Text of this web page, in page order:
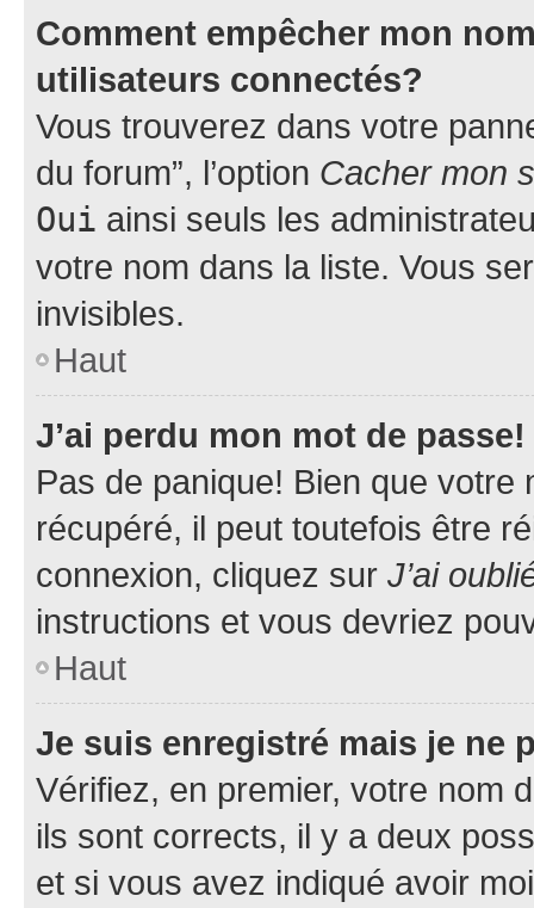
Comment empêcher mon
utilisateurs connectés?
Vous trouverez dans votre
du forum”, l’option Cacher mon
Oui ainsi seuls les
votre nom dans la liste. Vous
invisibles.
Haut
J’ai perdu mon mot de passe!
Pas de panique! Bien que
récupéré, il peut toutefois être
connexion, cliquez sur J’ai
instructions et vous devriez
Haut
Je suis enregistré mais je ne
Vérifiez, en premier, votre nom
ils sont corrects, il y a deux
et si vous avez indiqué avoir